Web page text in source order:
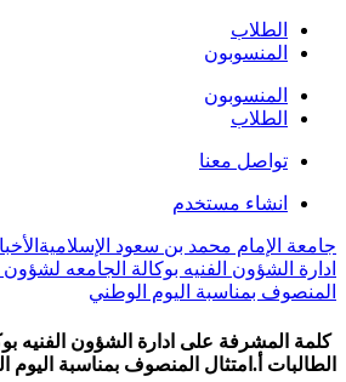
الطلاب
المنسوبون
المنسوبون
الطلاب
تواصل معنا
انشاء مستخدم
جامعة الإمام محمد بن سعود الإسلامية
ادارة الشؤون الفنيه بوكالة الجامعه لشؤون
المنصوف بمناسبة اليوم الوطني
كلمة المشرفة على ادارة الشؤون الفنيه
الطالبات أ.امتثال المنصوف بمناسبة اليوم